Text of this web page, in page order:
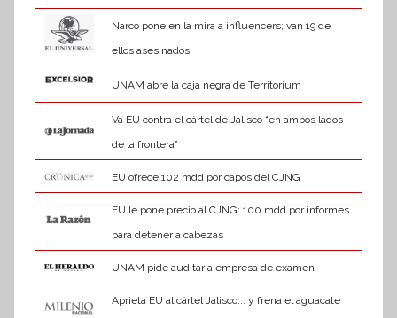
Narco pone en la mira a influencers; van 19 de
ellos asesinados
UNAM abre la caja negra de Territorium
Va EU contra el cártel de Jalisco “en ambos lados
de la frontera”
EU ofrece 102 mdd por capos del CJNG
EU le pone precio al CJNG: 100 mdd por informes
para detener a cabezas
UNAM pide auditar a empresa de examen
Aprieta EU al cártel Jalisco... y frena el aguacate